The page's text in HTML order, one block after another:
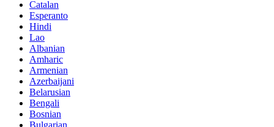
Catalan
Esperanto
Hindi
Lao
Albanian
Amharic
Armenian
Azerbaijani
Belarusian
Bengali
Bosnian